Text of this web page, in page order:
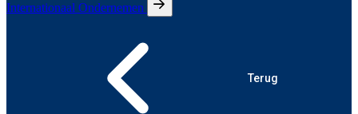
Internationaal Ondernemen
Terug